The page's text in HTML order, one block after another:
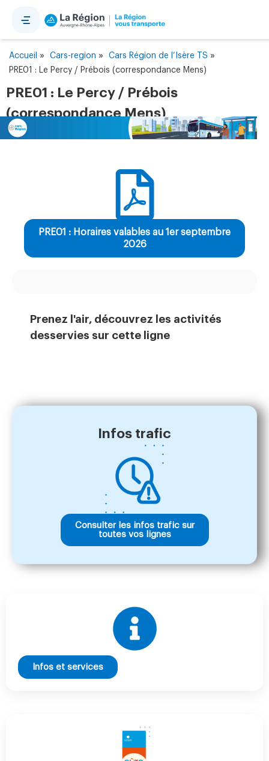
Accueil » Cars-region » Cars Région de l’Isère TS »
PRE01 : Le Percy / Prébois (correspondance Mens)
PRE01 : Le Percy / Prébois
(correspondance Mens)
PRE01 : Horaires valables au 1er septembre
2026
Prenez l'air, découvrez les activités
desservies sur cette ligne
Infos trafic
Consulter les infos trafic sur
toutes vos lignes
Infos et services